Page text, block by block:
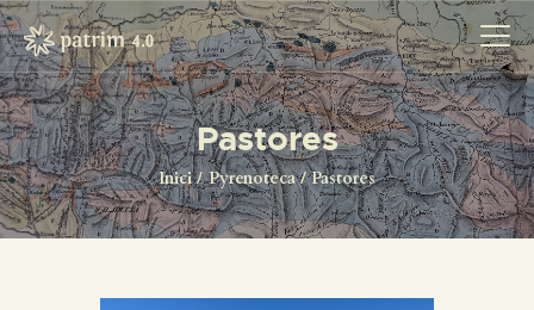
Pastores
Inici Pyrenoteca Pastores
INICI
PYRENOTECA 4.0
LA XARXA